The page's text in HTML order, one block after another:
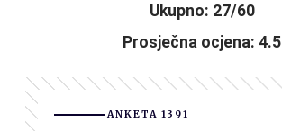
Ukupno: 27/60
Prosječna ocjena: 4.5
ANKETA 1391